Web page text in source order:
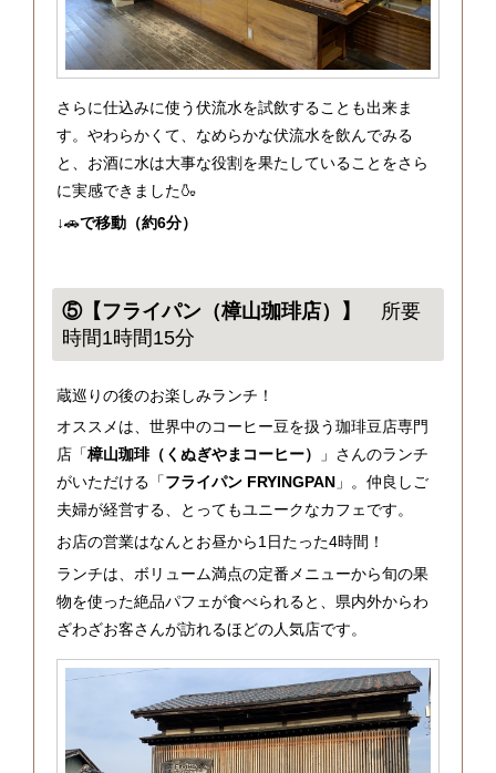
さらに仕込みに使う伏流水を試飲することも出来ま
す。やわらかくて、なめらかな伏流水を飲んでみる
と、お酒に水は大事な役割を果たしていることをさら
に実感できました🍶
↓🚗で移動（約6分）
⑤【フライパン（樟山珈琲店）】
所要
時間1時間15分
蔵巡りの後のお楽しみランチ！
オススメは、世界中のコーヒー豆を扱う珈琲豆店専門
店「樟山珈琲（くぬぎやまコーヒー）
」さんのランチ
がいただける「フライパン FRYINGPAN」。仲良しご
夫婦が経営する、とってもユニークなカフェです。
お店の営業はなんとお昼から1日たった4時間！
ランチは、ボリューム満点の定番メニューから旬の果
物を使った絶品パフェが食べられると、県内外からわ
ざわざお客さんが訪れるほどの人気店です。